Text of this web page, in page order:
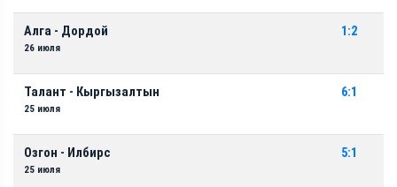
Алга - Дордой
26 июля
1:2
Талант - Кыргызалтын
25 июля
6:1
Озгон - Илбирс
25 июля
5:1